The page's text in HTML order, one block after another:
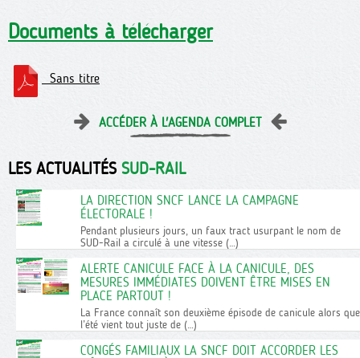
Documents à télécharger
Sans titre
ACCÉDER À L'AGENDA COMPLET
LES ACTUALITÉS SUD-RAIL
LA DIRECTION SNCF LANCE LA CAMPAGNE
ÉLECTORALE !
Pendant plusieurs jours, un faux tract usurpant le nom de
SUD-Rail a circulé à une vitesse (…)
ALERTE CANICULE FACE À LA CANICULE, DES
MESURES IMMÉDIATES DOIVENT ÊTRE MISES EN
PLACE PARTOUT !
La France connaît son deuxième épisode de canicule alors que
l’été vient tout juste de (…)
CONGÉS FAMILIAUX LA SNCF DOIT ACCORDER LES